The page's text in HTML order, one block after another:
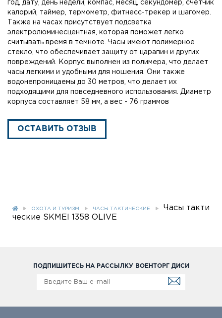
год, дату, день недели, компас, месяц, секундомер, счетчик
калорий, таймер, термометр, фитнесс-трекер и шагомер.
Также на часах присутствует подсветка
электролюминесцентная, которая поможет легко
считывать время в темноте. Часы имеют полимерное
стекло, что обеспечивает защиту от царапин и других
повреждений. Корпус выполнен из полимера, что делает
часы легкими и удобными для ношения. Они также
водонепроницаемы до 30 метров, что делает их
подходящими для повседневного использования. Диаметр
корпуса составляет 58 мм, а вес - 76 граммов
ОСТАВИТЬ ОТЗЫВ
ОХОТА И ТУРИЗМ ЧАСЫ ТАКТИЧЕСКИЕ
Часы такти
ческие SKMEI 1358 OLIVE
ПОДПИШИТЕСЬ НА РАССЫЛКУ ВОЕНТОРГ ДИСИ